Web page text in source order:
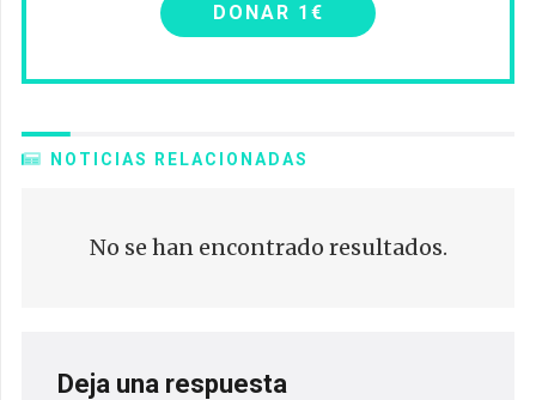
DONAR 1€
NOTICIAS RELACIONADAS
No se han encontrado resultados.
Deja una respuesta